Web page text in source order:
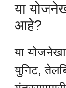
या
आहे?
या
युनिट,